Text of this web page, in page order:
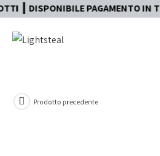
PAGAMENTO
Prodotto precedente